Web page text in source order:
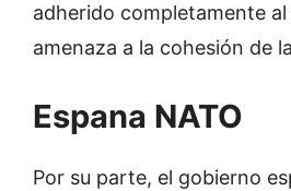
adherido completamente al
amenaza a la cohesión de
Espana NATO
Por su parte, el gobierno